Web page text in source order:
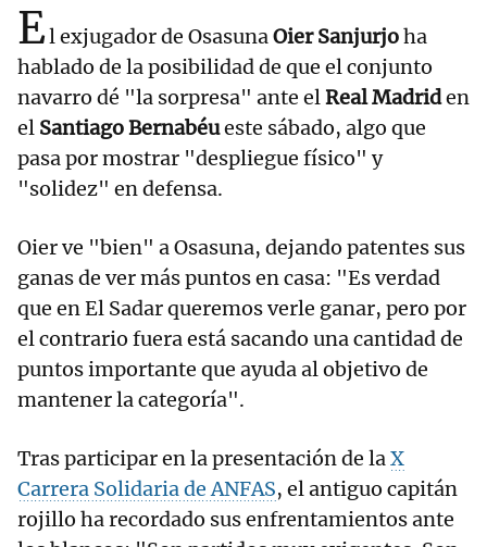
El exjugador de OsasunaOier Sanjurjoha
hablado de la posibilidad de que el conjunto
navarro dé "la sorpresa" ante elReal Madriden
el Santiago Bernabéueste sábado, algo que
pasa por mostrar "despliegue físico" y
"solidez" en defensa.
Oier ve "bien" a Osasuna, dejando patentes sus
ganas de ver más puntos en casa: "Es verdad
que en El Sadar queremos verle ganar, pero por
el contrario fuera está sacando una cantidad de
puntos importante que ayuda al objetivo de
mantener la categoría".
Tras participar en la presentación de laX
Carrera Solidaria de ANFAS, el antiguo capitán
rojillo ha recordado sus enfrentamientos ante